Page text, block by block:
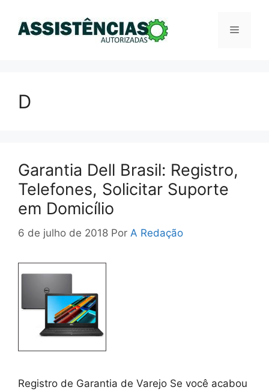
Menu
D
Garantia Dell Brasil: Registro,
Telefones, Solicitar Suporte
em Domicílio
6 de julho de 2018 Por A Redação
Registro de Garantia de Varejo Se você acabou